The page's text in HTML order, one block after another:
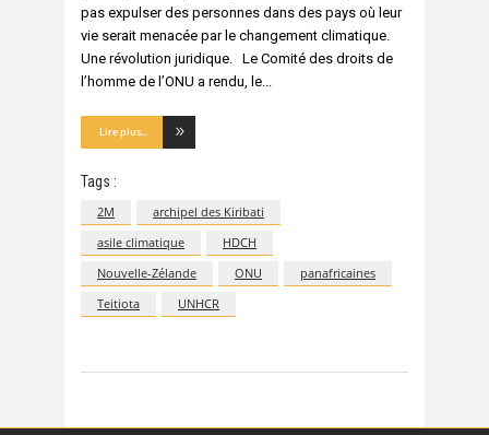
pas expulser des personnes dans des pays où leur
vie serait menacée par le changement climatique.
Une révolution juridique. Le Comité des droits de
l’homme de l’ONU a rendu, le
Lire plus...
Tags :
2M
archipel des Kiribati
asile climatique
HDCH
Nouvelle-Zélande
ONU
panafricaines
Teitiota
UNHCR